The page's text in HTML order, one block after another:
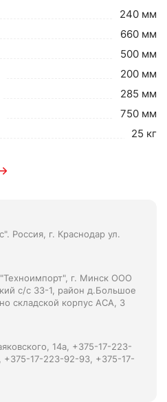
240 мм
660 мм
500 мм
200 мм
285 мм
750 мм
25 кг
Россия, г. Краснодар ул.
г. Минск ООО
с/с 33-1, район д.Большое
складской корпус АСА, 3
14а, +375-17-223-
17-223-92-93, +375-17-